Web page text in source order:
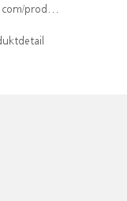
CH1565650574